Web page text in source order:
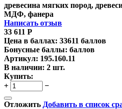
древесина мягких пород,
МДФ, фанера
Написать отзыв
33 611 Р
Цена в баллах: 33611 баллов
Бонусные баллы: баллов
Артикул: 195.160.11
В наличии: 2 шт.
Купить:
+
−
Отложить Добавить в список